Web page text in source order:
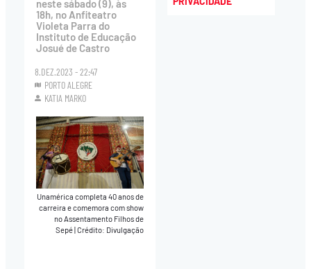
neste sábado (9), às
18h, no Anfiteatro
Violeta Parra do
Instituto de Educação
Josué de Castro
8.DEZ.2023 - 22:47
PORTO ALEGRE
KATIA MARKO
Unamérica completa 40 anos de
carreira e comemora com show
no Assentamento Filhos de
Sepé|Crédito: Divulgação